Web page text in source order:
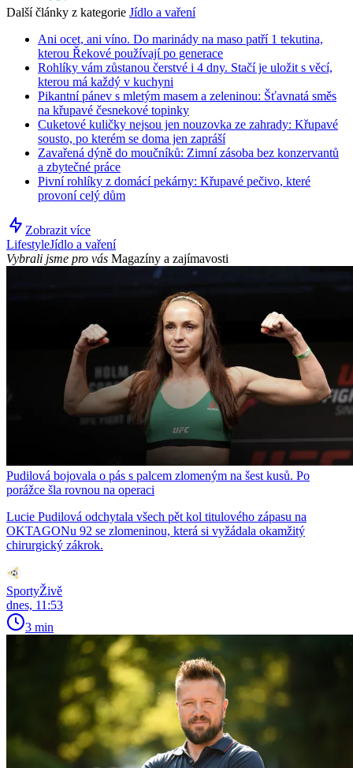
Další články z kategorie Jídlo a vaření
Ani ocet, ani víno. Do marinády na maso patří 1 tekutina,
kterou Řekové používají po generace
Rohlíky vám zůstanou čerstvé i 4 dny. Stačí je uložit s věcí,
kterou má každý v kuchyni
Pikantní pánev s mletým masem a zeleninou: Šťavnatá směs
na křupavé česnekové topinky
Cuketové kuličky nejsou jen nouzovka ze zahrady: Křupavé
sousto, po kterém se doma jen zapráší
Zavařená dýně do moučníků: Zimní zásoba bez konzervantů
a zbytečné práce
Pivní rohlíky z domácí pekárny: Křupavé pečivo, které
provoní celý dům
Zobrazit více
LifestyleJídlo a vaření
Vybrali jsme pro vás Magazíny a zajímavosti
Pudilová bojovala o pás s palcem zlomeným na šest kusů. Po
porážce šla rovnou na operaci
Lucie Pudilová odchytala všech pět kol titulového zápasu na
OKTAGONu 92 se zlomeninou, která si vyžádala okamžitý
chirurgický zákrok.
SportyŽivě
dnes, 11:53
3 min